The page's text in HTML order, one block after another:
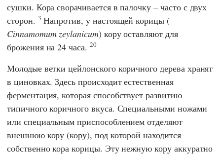
сушки. Кора сворачивается в палочку – часто с двух
сторон. 3 Напротив, у настоящей корицы (
Cinnamomum zeylanicum) кору оставляют для
брожения на 24 часа. 20
Молодые ветки цейлонского коричного дерева хранят
в циновках. Здесь происходит естественная
ферментация, которая способствует развитию
типичного коричного вкуса. Специальными ножами
или специальным приспособлением отделяют
внешнюю кору (кору), под которой находится
собственно кора корицы. Эту нежную кору аккуратно